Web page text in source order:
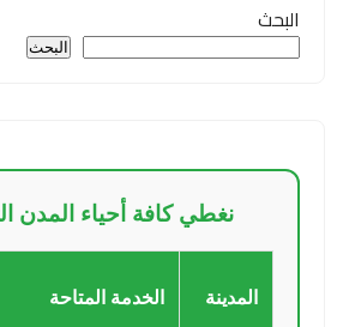
البحث
البحث
نغطي كافة أحياء المدن
المدينة الخدمة المتاحة